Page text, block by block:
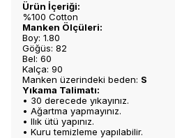
Ürün İçeriği:
%100 Cotton
Manken Ölçüleri:
Boy: 1.80
Göğüs: 82
Bel: 60
Kalça: 90
Manken üzerindeki beden: S
Yıkama Talimatı:
• 30 derecede yıkayınız.
• Ağartma yapmayınız.
• Ilık ütü yapınız.
• Kuru temizleme yapılabilir.